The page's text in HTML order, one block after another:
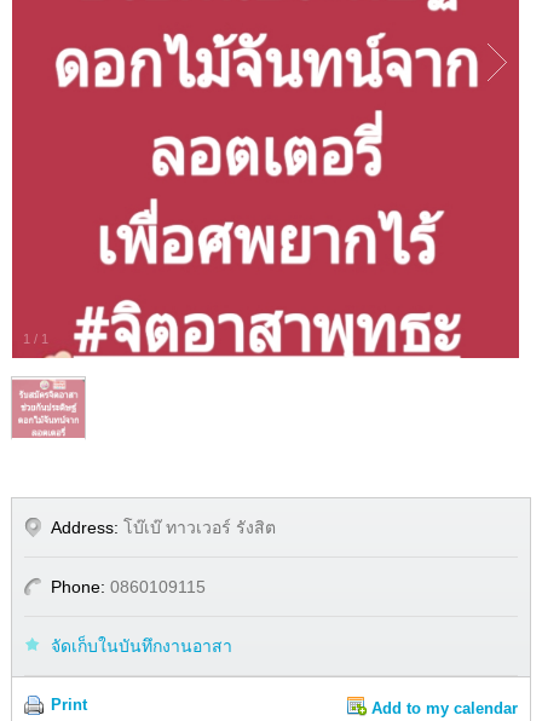
1 / 1
Address: โบ๊เบ๊ ทาวเวอร์ รังสิต
Phone: 0860109115
จัดเก็บในบันทึกงานอาสา
Print Add to my calendar